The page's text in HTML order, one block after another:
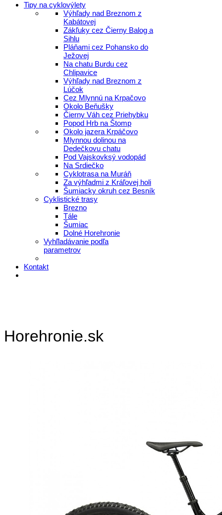
Tipy na cyklovýlety
Výhľady nad Breznom z
Kabátovej
Zákľuky cez Čierny Balog a
Sihlu
Pláňami cez Pohansko do
Ježovej
Na chatu Burdu cez
Chlipavice
Výhľady nad Breznom z
Lúčok
Cez Mlynnú na Krpačovo
Okolo Beňušky
Čierny Váh cez Priehybku
Popod Hrb na Štomp
Okolo jazera Krpáčovo
Mlynnou dolinou na
Dedečkovu chatu
Pod Vajskovksý vodopád
Na Srdiečko
Cyklotrasa na Muráň
Za výhľadmi z Kráľovej holi
Šumiacky okruh cez Besník
Cyklistické trasy
Brezno
Tále
Šumiac
Dolné Horehronie
Vyhľladávanie podľa
parametrov
Kontakt
Horehronie.sk